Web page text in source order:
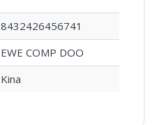
8432426456741
EWE COMP DOO
Kina